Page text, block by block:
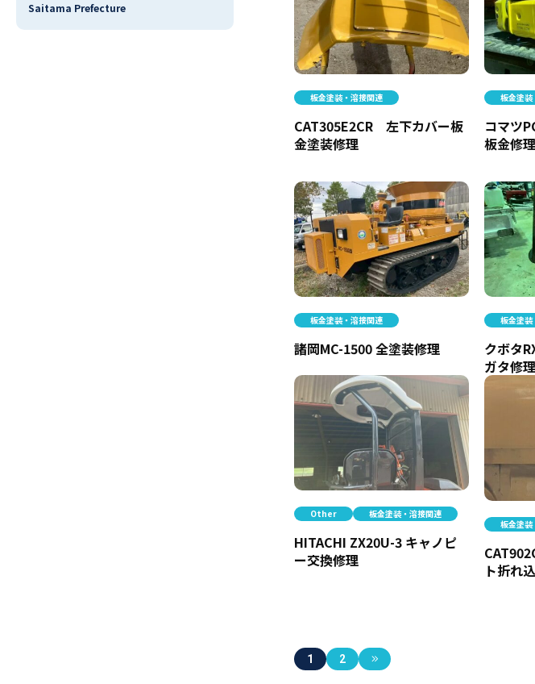
Saitama Prefecture
板金塗装・溶接関連
CAT305E2CR 左下カバー板
金塗装修理
板金塗装
コマツ
板金修理
板金塗装・溶接関連
諸岡MC-1500 全塗装修理
板金塗装
クボタ
ガタ修理
Other 板金塗装・溶接関連
HITACHI ZX20U-3 キャノピ
ー交換修理
板金塗装
ト折れ
1 2